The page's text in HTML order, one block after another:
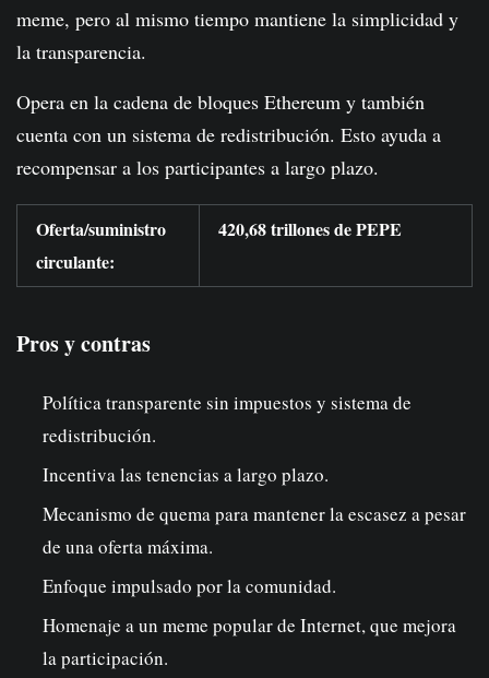
meme, pero al mismo tiempo mantiene la simplicidad y
la transparencia.
Opera en la cadena de bloques Ethereum y también
cuenta con un sistema de redistribución. Esto ayuda a
recompensar a los participantes a largo plazo.
Oferta/suministro
circulante:
420,68 trillones de PEPE
Pros y contras
Política transparente sin impuestos y sistema de
redistribución.
Incentiva las tenencias a largo plazo.
Mecanismo de quema para mantener la escasez a pesar
de una oferta máxima.
Enfoque impulsado por la comunidad.
Homenaje a un meme popular de Internet, que mejora
la participación.